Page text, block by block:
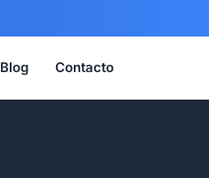
Blog Contacto